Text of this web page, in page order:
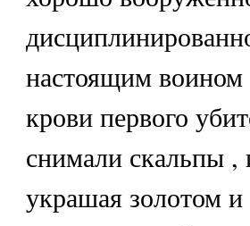
настоящим
крови первого
снимали скальпы ,
украшая золотом